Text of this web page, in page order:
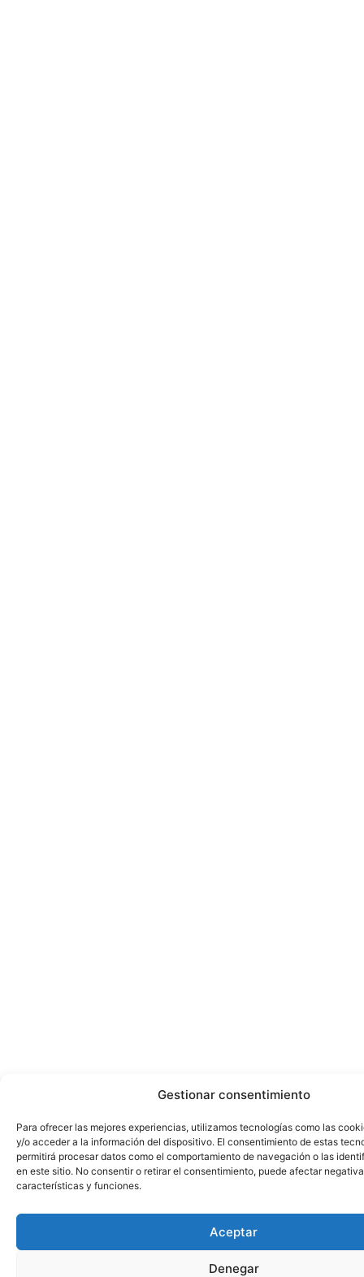
Gestionar consentimiento
Para ofrecer las mejores experiencias, utilizamos tecnologías como las
y/o acceder a la información del dispositivo. El consentimiento de estas
permitirá procesar datos como el comportamiento de navegación o las
en este sitio. No consentir o retirar el consentimiento, puede afectar
características y funciones.
Aceptar
Denegar